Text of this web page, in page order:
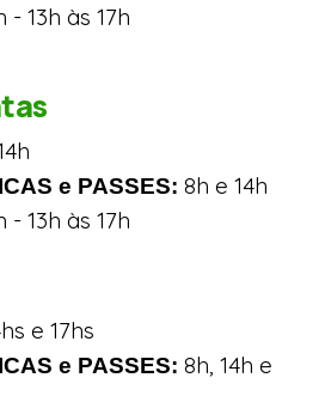
- 13h às 17h
e PASSES: 8h e 14h
- 13h às 17h
e 17hs
e PASSES: 8h, 14h e